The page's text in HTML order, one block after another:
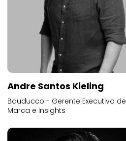
Andre Santos Kieling
Bauducco - Gerente Executivo de
Marca e Insights